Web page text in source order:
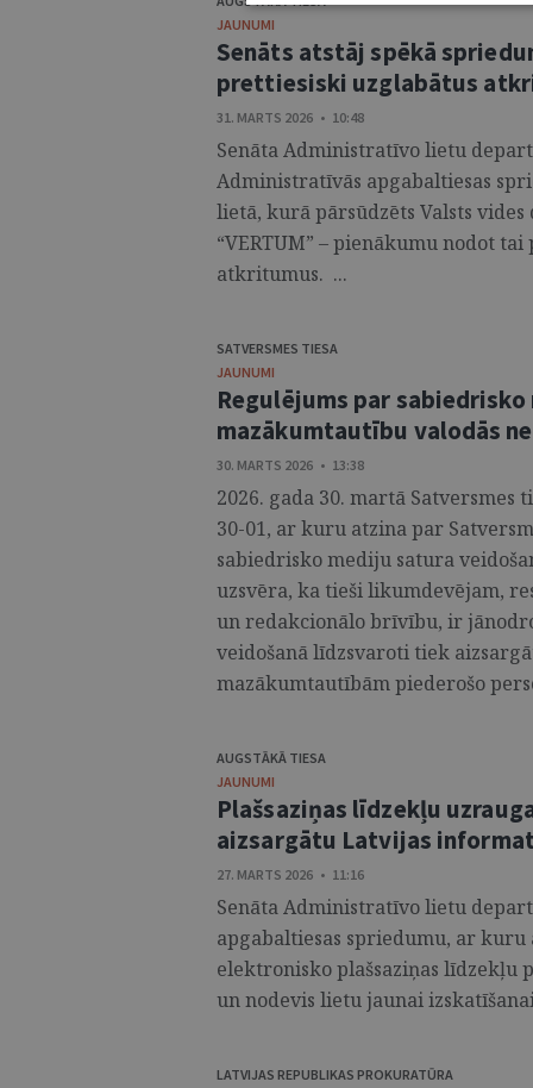
JAUNUMI
Senāts atstāj spēkā
prettiesiski uzglabātus
31. MARTS 2026 • 10:48
Senāta Administratīvo lietu
Administratīvās apgabaltiesas
lietā, kurā pārsūdzēts Valsts
“VERTUM” – pienākumu nodot
atkritumus. ...
SATVERSMES TIESA
JAUNUMI
Regulējums par
mazākumtautību valodās
30. MARTS 2026 • 13:38
2026. gada 30. martā Satversmes
30-01, ar kuru atzina par
sabiedrisko mediju satura
uzsvēra, ka tieši likumdevējam,
un redakcionālo brīvību, ir
veidošanā līdzsvaroti tiek
mazākumtautībām piederošo
AUGSTĀKĀ TIESA
JAUNUMI
Plašsaziņas līdzekļu
aizsargātu Latvijas
27. MARTS 2026 • 11:16
Senāta Administratīvo lietu
apgabaltiesas spriedumu, ar
elektronisko plašsaziņas līdzekļu
un nodevis lietu jaunai
LATVIJAS REPUBLIKAS PROKURATŪRA